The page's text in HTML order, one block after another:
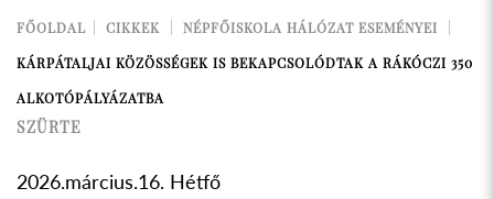
FŐOLDAL CIKKEK
NÉPFŐISKOLA HÁLÓZAT ESEMÉNYEI
KÁRPÁTALJAI KÖZÖSSÉGEK IS BEKAPCSOLÓDTAK A RÁKÓCZI 350
ALKOTÓPÁLYÁZATBA
SZÜRTE
2026.március.16. Hétfő